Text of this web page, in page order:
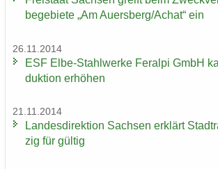
be­ge­bie­te „Am Au­ers­berg/Achat“ ein
26.11.2014
ESF Elbe-​Stahlwerke Fer­al­pi GmbH
duk­ti­on er­hö­hen
21.11.2014
Lan­des­di­rek­ti­on Sach­sen er­klärt
zig für gül­tig